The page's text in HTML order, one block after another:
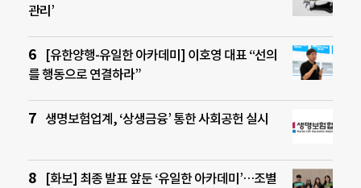
관리’
[유한양행-유일한 아카데미] 이호영 대표 “선의
를 행동으로 연결하라”
생명보험업계, ‘상생금융’ 통한 사회공헌 실시
[화보] 최종 발표 앞둔 ‘유일한 아카데미’…조별